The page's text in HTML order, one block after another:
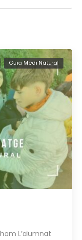
Guia Medi Natural
L’alumnat